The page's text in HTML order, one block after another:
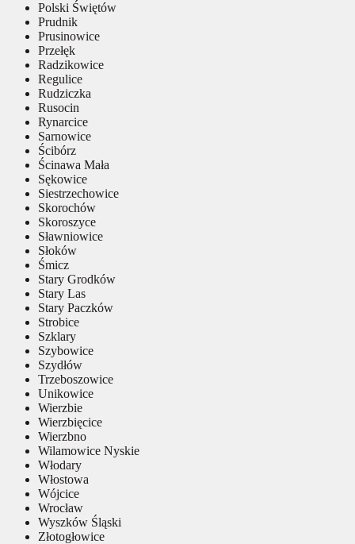
Polski Świętów
Prudnik
Prusinowice
Przełęk
Radzikowice
Regulice
Rudziczka
Rusocin
Rynarcice
Sarnowice
Ścibórz
Ścinawa Mała
Sękowice
Siestrzechowice
Skorochów
Skoroszyce
Sławniowice
Słoków
Śmicz
Stary Grodków
Stary Las
Stary Paczków
Strobice
Szklary
Szybowice
Szydłów
Trzeboszowice
Unikowice
Wierzbie
Wierzbięcice
Wierzbno
Wilamowice Nyskie
Włodary
Włostowa
Wójcice
Wrocław
Wyszków Śląski
Złotogłowice